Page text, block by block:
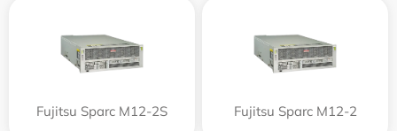
Fujitsu Sparc M12-2S Fujitsu Sparc M12-2